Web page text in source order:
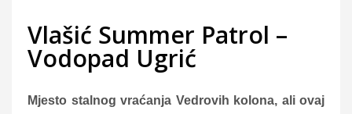
Vlašić Summer Patrol –
Vodopad Ugrić
Mjesto stalnog vraćanja Vedrovih kolona, ali ovaj